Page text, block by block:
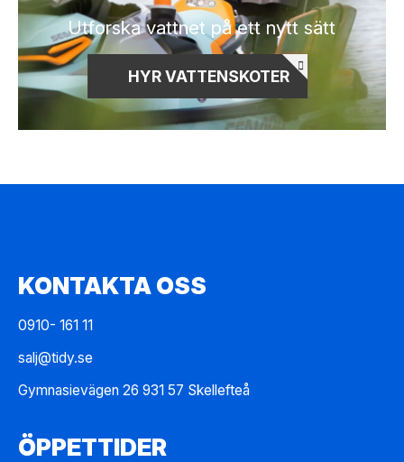
Utforska vattnet på ett nytt sätt
HYR VATTENSKOTER
KONTAKTA OSS
0910- 161 11
salj@tidy.se
Gymnasievägen 26 931 57 Skellefteå
ÖPPETTIDER